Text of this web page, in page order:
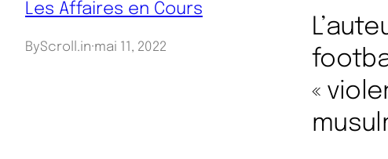
Les Affaires en Cours
ByScroll.in·mai 11, 2022
«